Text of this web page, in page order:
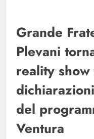
Grande
Plevani
reality
del
Ventura